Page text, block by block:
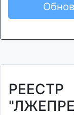
РЕЕСТР